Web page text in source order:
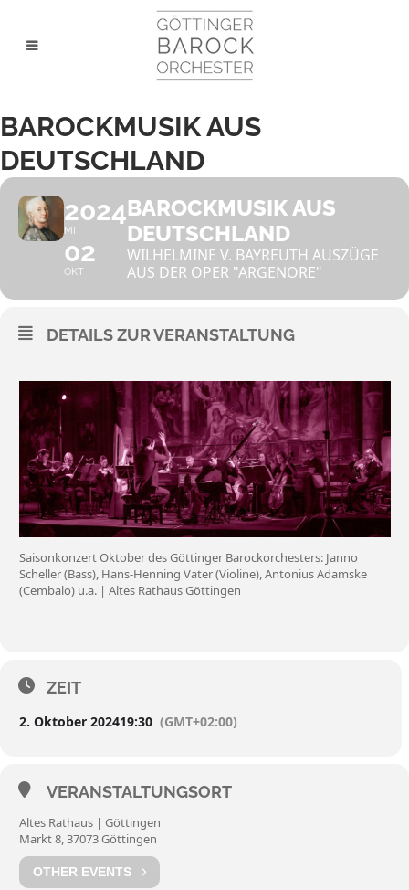
BAROCKMUSIK AUS
DEUTSCHLAND
2024
MI
02
OKT
BAROCKMUSIK AUS
DEUTSCHLAND
WILHELMINE V. BAYREUTH AUSZÜGE
AUS DER OPER "ARGENORE"
DETAILS ZUR VERANSTALTUNG
Saisonkonzert Oktober des Göttinger Barockorchesters: Janno
Scheller (Bass), Hans-Henning Vater (Violine), Antonius Adamske
(Cembalo) u.a. | Altes Rathaus Göttingen
ZEIT
2. Oktober 202419:30 (GMT+02:00)
VERANSTALTUNGSORT
Altes Rathaus | Göttingen
Markt 8, 37073 Göttingen
OTHER EVENTS